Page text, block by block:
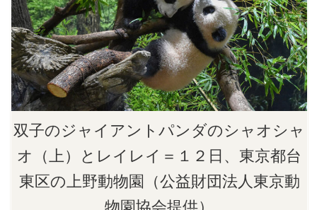
双子のジャイアントパンダのシャオシャ
オ（上）とレイレイ＝１２日、東京都台
東区の上野動物園（公益財団法人東京動